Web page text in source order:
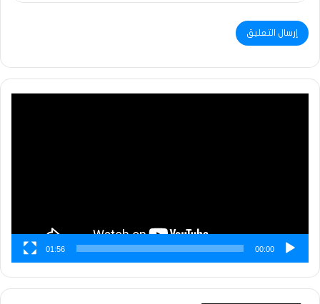
00:00
01:56